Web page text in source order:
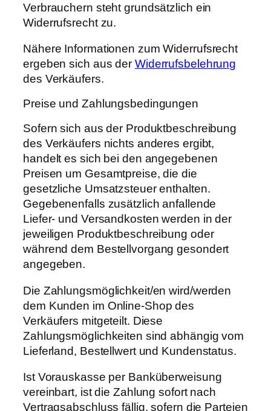
Verbrauchern steht grundsätzlich ein
Widerrufsrecht zu.
Nähere Informationen zum Widerrufsrecht
ergeben sich aus der Widerrufsbelehrung
des Verkäufers.
Preise und Zahlungsbedingungen
Sofern sich aus der Produktbeschreibung
des Verkäufers nichts anderes ergibt,
handelt es sich bei den angegebenen
Preisen um Gesamtpreise, die die
gesetzliche Umsatzsteuer enthalten.
Gegebenenfalls zusätzlich anfallende
Liefer- und Versandkosten werden in der
jeweiligen Produktbeschreibung oder
während dem Bestellvorgang gesondert
angegeben.
Die Zahlungsmöglichkeit/en wird/werden
dem Kunden im Online-Shop des
Verkäufers mitgeteilt. Diese
Zahlungsmöglichkeiten sind abhängig vom
Lieferland, Bestellwert und Kundenstatus.
Ist Vorauskasse per Banküberweisung
vereinbart, ist die Zahlung sofort nach
Vertragsabschluss fällig, sofern die Parteien